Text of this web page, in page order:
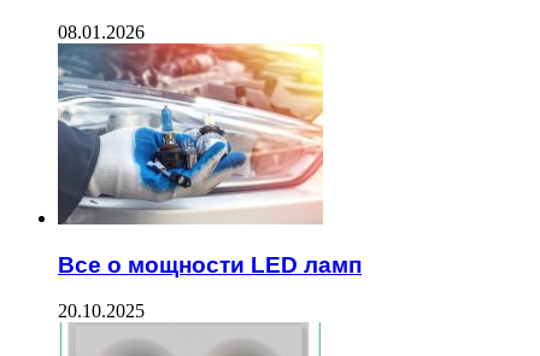
08.01.2026
Все о мощности LED ламп
20.10.2025